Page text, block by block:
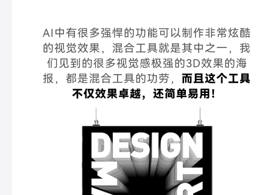
AI中有很多强悍的功能可以制作非常炫酷
的视觉效果，混合工具就是其中之一，我
们见到的很多视觉感极强的3D效果的海
报，都是混合工具的功劳， 而且这个工具
不仅效果卓越，还简单易用！